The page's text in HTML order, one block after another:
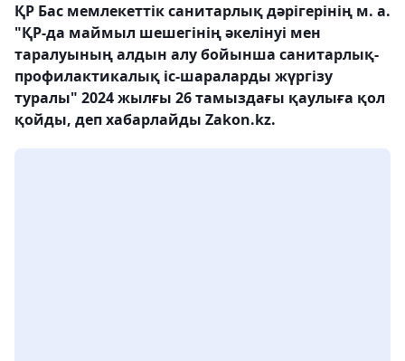
ҚР Бас мемлекеттік санитарлық дәрігерінің м. а.
"ҚР-да маймыл шешегінің әкелінуі мен
таралуының алдын алу бойынша санитарлық-
профилактикалық іс-шараларды жүргізу
туралы" 2024 жылғы 26 тамыздағы қаулыға қол
қойды, деп хабарлайды Zakon.kz.